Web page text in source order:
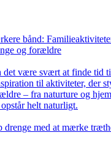
bånd:
og forældre
det være svært at finde tid
til aktiviteter, der
– fra naturture og
helt naturligt.
med at mærke